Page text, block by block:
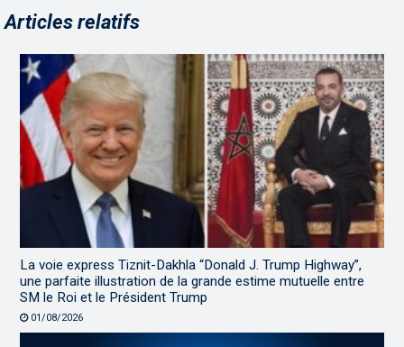
Articles relatifs
La voie express Tiznit-Dakhla “Donald J. Trump Highway”,
une parfaite illustration de la grande estime mutuelle entre
SM le Roi et le Président Trump
01/08/2026